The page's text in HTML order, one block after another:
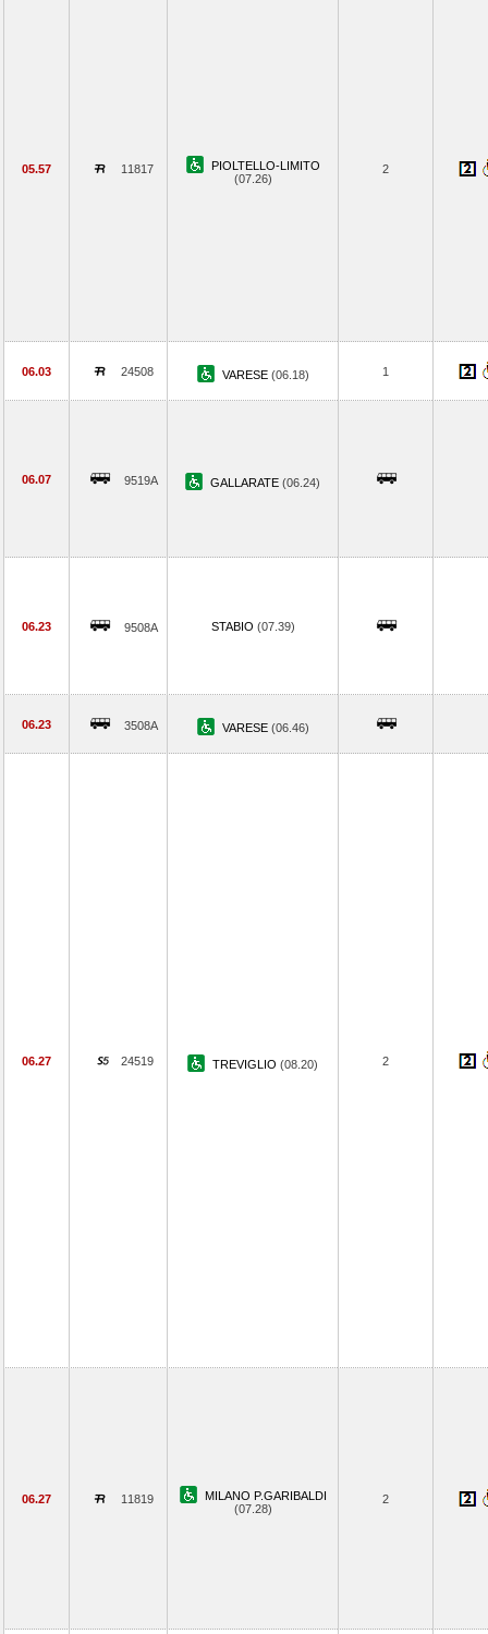
05.57 11817
PIOLTELLO-LIMITO
(07.26)
2
06.03 24508 VARESE (06.18) 1
06.07 9519A GALLARATE (06.24)
06.23 9508A STABIO (07.39)
06.23 3508A VARESE (06.46)
06.27 24519 TREVIGLIO (08.20) 2
06.27 11819
MILANO P.GARIBALDI
(07.28)
2